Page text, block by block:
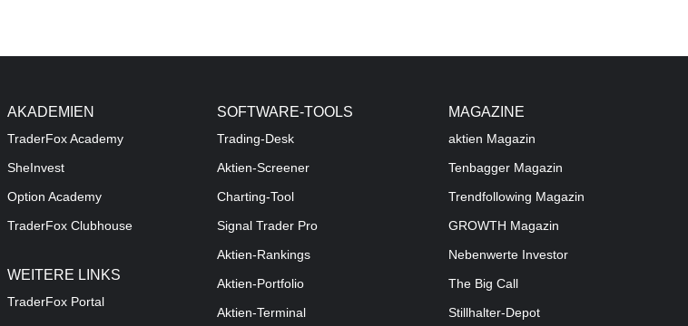
AKADEMIEN
TraderFox Academy
SheInvest
Option Academy
TraderFox Clubhouse
WEITERE LINKS
TraderFox Portal
SOFTWARE-TOOLS
Trading-Desk
Aktien-Screener
Charting-Tool
Signal Trader Pro
Aktien-Rankings
Aktien-Portfolio
Aktien-Terminal
MAGAZINE
aktien Magazin
Tenbagger Magazin
Trendfollowing Magazin
GROWTH Magazin
Nebenwerte Investor
The Big Call
Stillhalter-Depot